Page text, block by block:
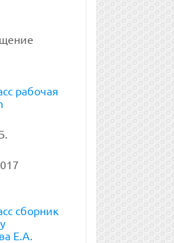
рабочая
сборник
Е.А.